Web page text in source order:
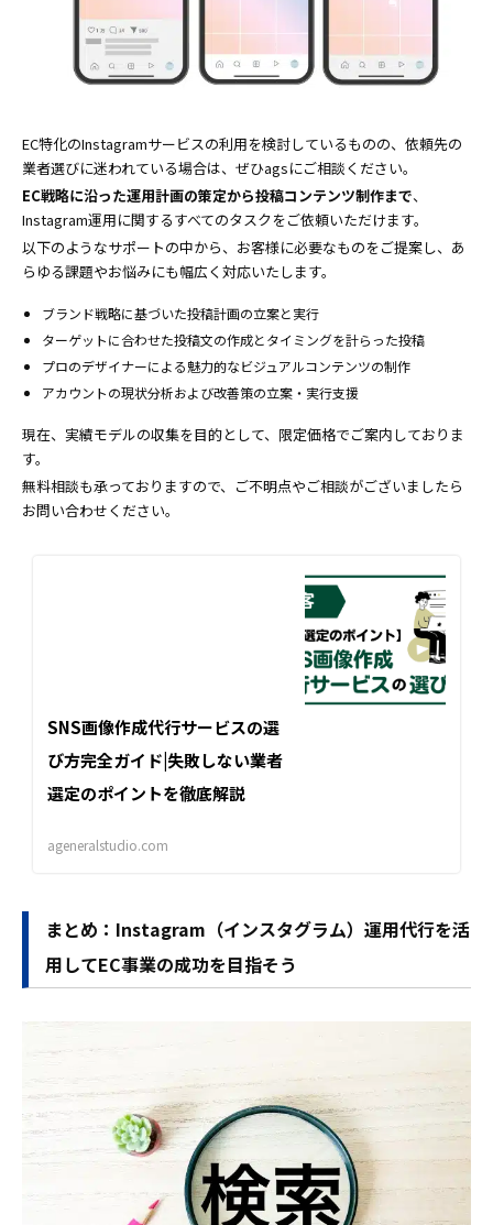
EC特化のInstagramサービスの利用を検討しているものの、依頼先の
業者選びに迷われている場合は、ぜひagsにご相談ください。
EC戦略に沿った運用計画の策定から投稿コンテンツ制作まで、
Instagram運用に関するすべてのタスクをご依頼いただけます。
以下のようなサポートの中から、お客様に必要なものをご提案し、あ
らゆる課題やお悩みにも幅広く対応いたします。
ブランド戦略に基づいた投稿計画の立案と実行
ターゲットに合わせた投稿文の作成とタイミングを計らった投稿
プロのデザイナーによる魅力的なビジュアルコンテンツの制作
アカウントの現状分析および改善策の立案・実行支援
現在、実績モデルの収集を目的として、限定価格でご案内しておりま
す。
無料相談も承っておりますので、ご不明点やご相談がございましたら
お問い合わせください。
SNS画像作成代行サービスの選
び方完全ガイド|失敗しない業者
選定のポイントを徹底解説
ageneralstudio.com
まとめ：Instagram（インスタグラム）運用代行を活
用してEC事業の成功を目指そう